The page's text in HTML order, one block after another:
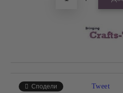
Сподели Tweet